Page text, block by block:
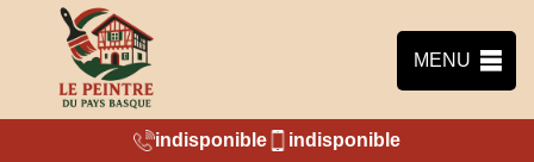
MENU
indisponible
indisponible